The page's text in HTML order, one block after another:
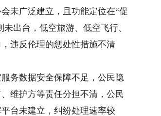
未广泛建立，且功能定位在“促
出台，低空旅游、低空飞行、
违反伦理的惩处性措施不清
务数据安全保障不足，公民隐
维护方等责任分担不清，公民
台未建立，纠纷处理速率较